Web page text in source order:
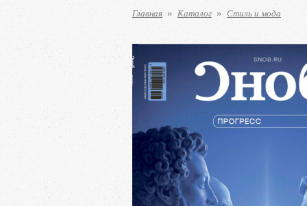
Главная » Каталог » Стиль и мода